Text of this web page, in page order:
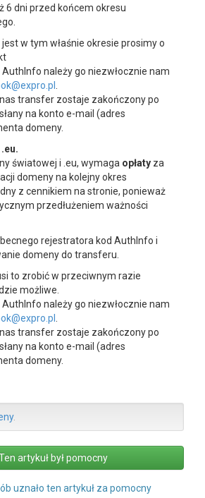
6 dni przed końcem okresu
w tym właśnie okresie prosimy o
należy go niezwłocznie nam
transfer zostaje zakończony po
na konto e-mail (adres
domeny.
światowej i .eu, wymaga opłaty za
domeny na kolejny okres
z cennikiem na stronie, ponieważ
przedłużeniem ważności
rejestratora kod AuthInfo i
domeny do transferu.
to zrobić w przeciwnym razie
możliwe.
należy go niezwłocznie nam
transfer zostaje zakończony po
na konto e-mail (adres
domeny.
.
artykuł był pomocny
uznało ten artykuł za pomocny